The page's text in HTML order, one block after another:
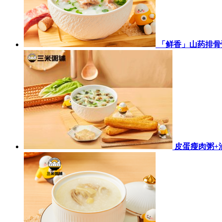
「鲜香」山药排
皮蛋瘦肉粥+